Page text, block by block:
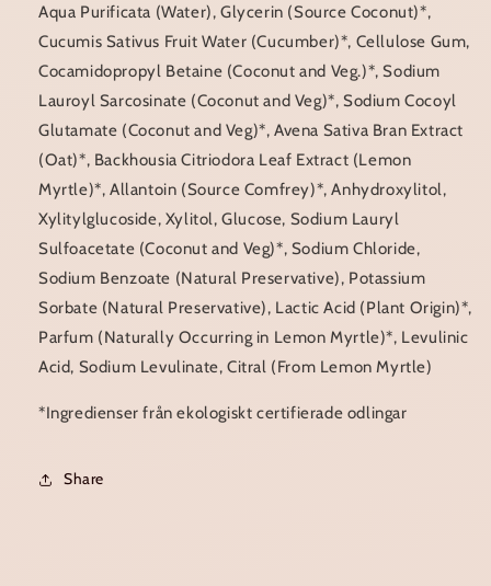
Aqua Purificata (Water), Glycerin (Source Coconut)*,
Cucumis Sativus Fruit Water (Cucumber)*, Cellulose Gum,
Cocamidopropyl Betaine (Coconut and Veg.)*, Sodium
Lauroyl Sarcosinate (Coconut and Veg)*, Sodium Cocoyl
Glutamate (Coconut and Veg)*, Avena Sativa Bran Extract
(Oat)*, Backhousia Citriodora Leaf Extract (Lemon
Myrtle)*, Allantoin (Source Comfrey)*, Anhydroxylitol,
Xylitylglucoside, Xylitol, Glucose, Sodium Lauryl
Sulfoacetate (Coconut and Veg)*, Sodium Chloride,
Sodium Benzoate (Natural Preservative), Potassium
Sorbate (Natural Preservative), Lactic Acid (Plant Origin)*,
Parfum (Naturally Occurring in Lemon Myrtle)*, Levulinic
Acid, Sodium Levulinate, Citral (From Lemon Myrtle)
*Ingredienser från ekologiskt certifierade odlingar
Share